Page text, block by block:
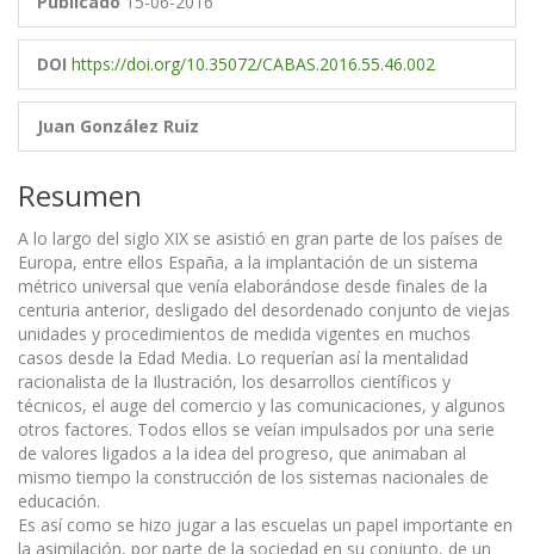
DOI https://doi.org/10.35072/CABAS.2016.55.46.002
Juan González Ruiz
Resumen
A lo largo del siglo XIX se asistió en gran parte de los países de
Europa, entre ellos España, a la implantación de un sistema
métrico universal que venía elaborándose desde finales de la
centuria anterior, desligado del desordenado conjunto de viejas
unidades y procedimientos de medida vigentes en muchos
casos desde la Edad Media. Lo requerían así la mentalidad
racionalista de la Ilustración, los desarrollos científicos y
técnicos, el auge del comercio y las comunicaciones, y algunos
otros factores. Todos ellos se veían impulsados por una serie
de valores ligados a la idea del progreso, que animaban al
mismo tiempo la construcción de los sistemas nacionales de
educación.
Es así como se hizo jugar a las escuelas un papel importante en
la asimilación, por parte de la sociedad en su conjunto, de un